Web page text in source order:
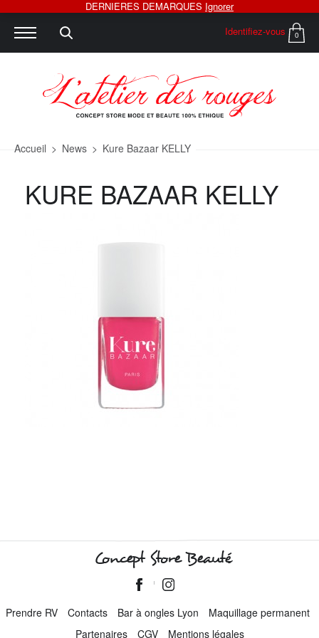
Identifiez-vous 0
Accueil > News > Kure Bazaar KELLY
KURE BAZAAR KELLY
Concept Store Beauté
Prendre RV Contacts Bar à ongles Lyon
Maquillage permanent
Partenaires
CGV Mentions légales
DERNIERES DEMARQUES Ignorer